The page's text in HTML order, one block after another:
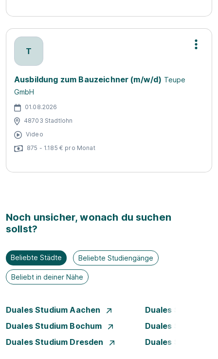
T
Ausbildung zum Bauzeichner (m/w/d) Teupe
GmbH
01.08.2026
48703 Stadtlohn
Video
875 - 1.185 € pro Monat
Noch unsicher, wonach du suchen
sollst?
Beliebte Städte Beliebte Studiengänge
Beliebt in deiner Nähe
Duales Studium Aachen
Duales Studium
Duales Studium Bochum
Duales Studium
Duales Studium Dresden
Duales Studium